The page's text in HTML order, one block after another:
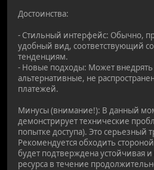
Достоинства:
- Стильный интерфейс: Обычно,
удобный вид, соответствующий
тенденциям.
- Новые подходы: Может внедрять
альтернативные, не
платежей.
Минусы (внимание!): В данный
демонстрирует технические
попытке доступа). Это серьезный
Рекомендуется обходить
будет подтверждена устойчивая
ресурса в течение